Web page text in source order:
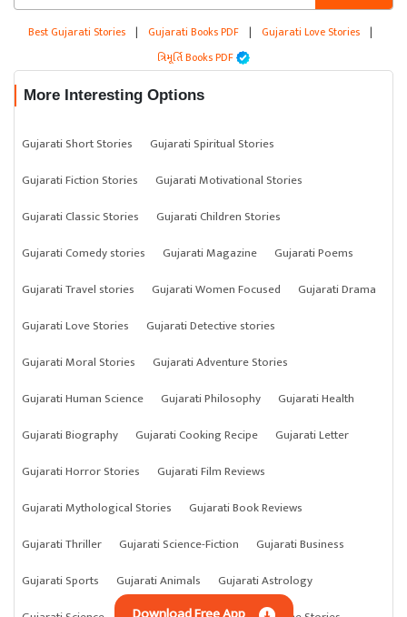
Best Gujarati Stories | Gujarati Books PDF | Gujarati Love Stories |
ત્રિમૂર્તિ Books PDF
More Interesting Options
Gujarati Short Stories
Gujarati Spiritual Stories
Gujarati Fiction Stories
Gujarati Motivational Stories
Gujarati Classic Stories
Gujarati Children Stories
Gujarati Comedy stories
Gujarati Magazine
Gujarati Poems
Gujarati Travel stories
Gujarati Women Focused
Gujarati Drama
Gujarati Love Stories
Gujarati Detective stories
Gujarati Moral Stories
Gujarati Adventure Stories
Gujarati Human Science
Gujarati Philosophy
Gujarati Health
Gujarati Biography
Gujarati Cooking Recipe
Gujarati Letter
Gujarati Horror Stories
Gujarati Film Reviews
Gujarati Mythological Stories
Gujarati Book Reviews
Gujarati Thriller
Gujarati Science-Fiction
Gujarati Business
Gujarati Sports
Gujarati Animals
Gujarati Astrology